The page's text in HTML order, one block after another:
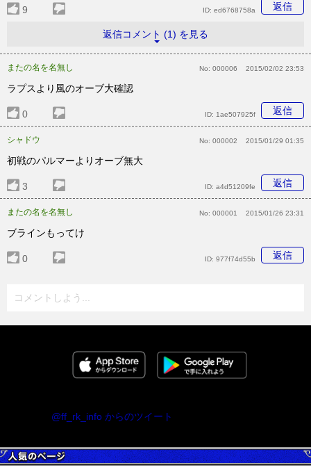
9 返信
ID: ed6768758a
返信コメント (1) を見る
またの名を名無し No: 000006 2015/02/02 23:53
ラプスより風のオーブ大確認
0 返信
ID: 1ae507925f
シャドウ No: 000002 2015/01/29 01:35
初戦のパルマーよりオーブ無大
3 返信
ID: a4d51209fe
またの名を名無し No: 000001 2015/01/26 23:31
ブラインもってけ
0 返信
ID: 977f74d55b
コメントしよう...
@ff_rk_info からのツイート